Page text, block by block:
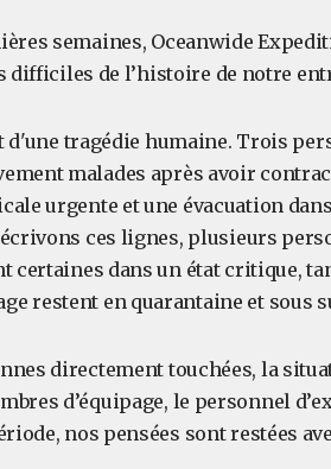
semaines, Oceanwide
difficiles de l’histoire de notre
d'une tragédie humaine. Trois
malades après avoir
urgente et une évacuation
ces lignes, plusieurs
certaines dans un état critique,
restent en quarantaine et sous
directement touchées, la
d’équipage, le personnel
nos pensées sont restées